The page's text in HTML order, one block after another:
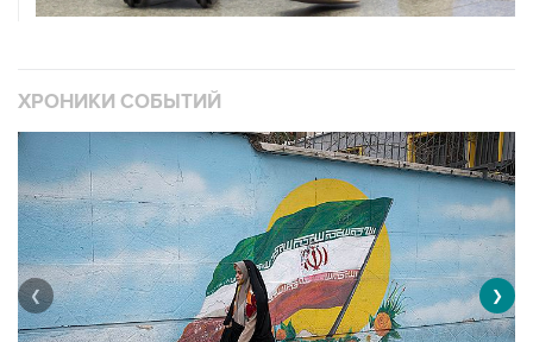
ХРОНИКИ СОБЫТИЙ
❮ ❯